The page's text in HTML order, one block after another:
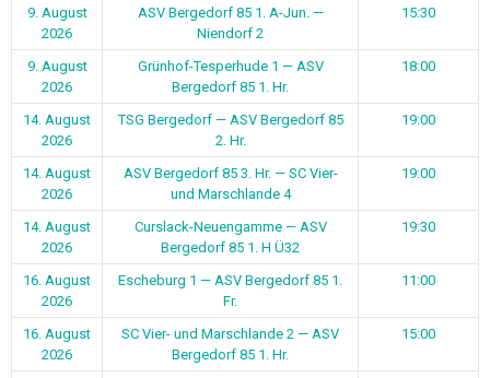
9. August
2026
ASV Bergedorf 85 1. A-Jun. —
Niendorf 2
15:30
9. August
2026
Grünhof-Tesperhude 1 — ASV
Bergedorf 85 1. Hr.
18:00
14. August
2026
TSG Bergedorf — ASV Bergedorf 85
2. Hr.
19:00
14. August
2026
ASV Bergedorf 85 3. Hr. — SC Vier-
und Marschlande 4
19:00
14. August
2026
Curslack-Neuengamme — ASV
Bergedorf 85 1. H Ü32
19:30
16. August
2026
Escheburg 1 — ASV Bergedorf 85 1.
Fr.
11:00
16. August
2026
SC Vier- und Marschlande 2 — ASV
Bergedorf 85 1. Hr.
15:00